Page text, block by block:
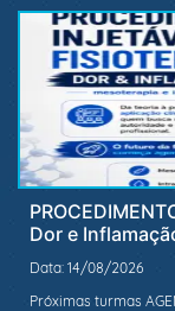
Dor e
Data: 14/08/2026
Próximas turmas